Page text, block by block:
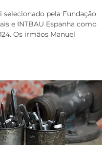
selecionado pela Fundação
e INTBAU Espanha como
Os irmãos Manuel